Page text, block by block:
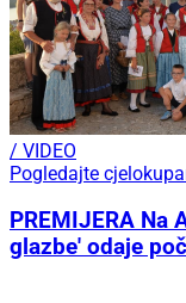
/ VIDEO
Pogledajte
PREMIJERA Na
glazbe' odaje